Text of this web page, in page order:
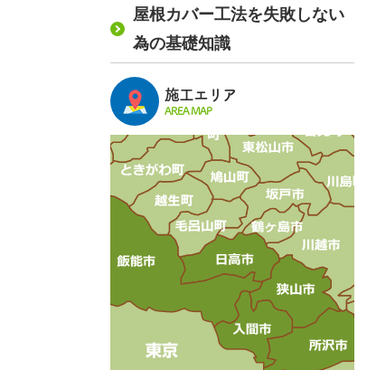
屋根カバー工法を失敗しない
為の基礎知識
施工エリア
AREA MAP